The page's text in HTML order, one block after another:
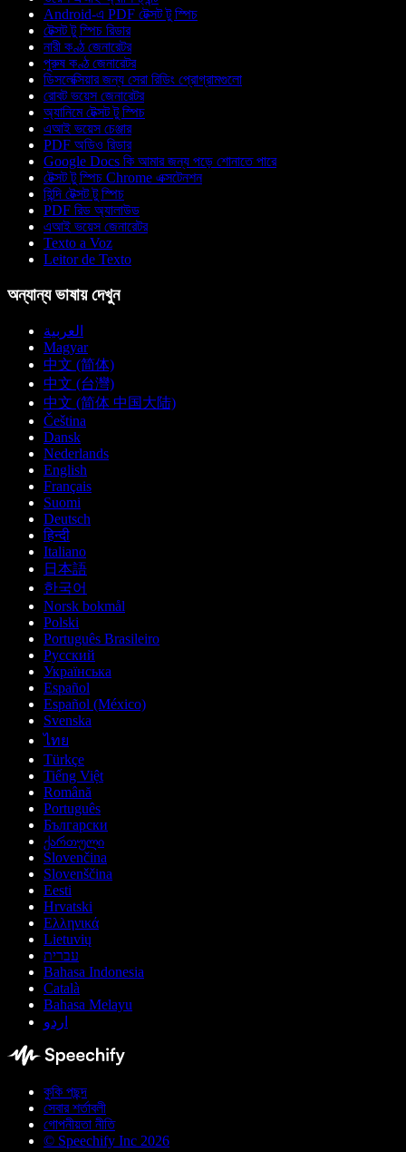
Android-এ PDF টেক্সট টু স্পিচ
টেক্সট টু স্পিচ রিডার
নারী কণ্ঠ জেনারেটর
পুরুষ কণ্ঠ জেনারেটর
ডিসলেক্সিয়ার জন্য সেরা রিডিং প্রোগ্রামগুলো
রোবট ভয়েস জেনারেটর
অ্যানিমে টেক্সট টু স্পিচ
এআই ভয়েস চেঞ্জার
PDF অডিও রিডার
Google Docs কি আমার জন্য পড়ে শোনাতে পারে
টেক্সট টু স্পিচ Chrome এক্সটেনশন
হিন্দি টেক্সট টু স্পিচ
PDF রিড অ্যালাউড
এআই ভয়েস জেনারেটর
Texto a Voz
Leitor de Texto
অন্যান্য ভাষায় দেখুন
العربية
Magyar
中文 (简体)
中文 (台灣)
中文 (简体 中国大陆)
Čeština
Dansk
Nederlands
English
Français
Suomi
Deutsch
हिन्दी
Italiano
日本語
한국어
Norsk bokmål
Polski
Português Brasileiro
Русский
Українська
Español
Español (México)
Svenska
ไทย
Türkçe
Tiếng Việt
Română
Português
Български
ქართული
Slovenčina
Slovenščina
Eesti
Hrvatski
Ελληνικά
Lietuvių
עברית
Bahasa Indonesia
Català
Bahasa Melayu
اردو
কুকি পছন্দ
সেবার শর্তাবলী
গোপনীয়তা নীতি
© Speechify Inc 2026